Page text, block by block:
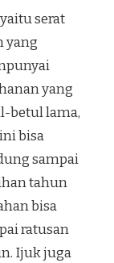
serat
yang
yang
betul lama,
bisa
sampai
tahun
bisa
ratusan
Ijuk juga